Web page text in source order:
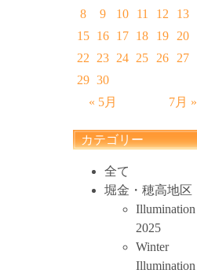
« 5月 7月 »
8
9 10 11 12 13
15 16 17 18 19 20
22
23 24 25 26 27
29 30
カテゴリー
全て
堀金・穂高地区
Illumination
2025
Winter
Illumination